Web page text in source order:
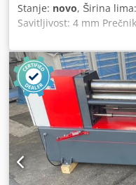
Stanje: novo, Širina
Savitljivost: 4 mm
donjeg valjka: 140 mm
Minimalni prečnik
potrebna snaga: 3 kW
Dimenzije mašine:
Uređaj za konusno
Digitalni prikaz za
konstrukcije - Poseban
valjci na kugličnim
Kalibracija